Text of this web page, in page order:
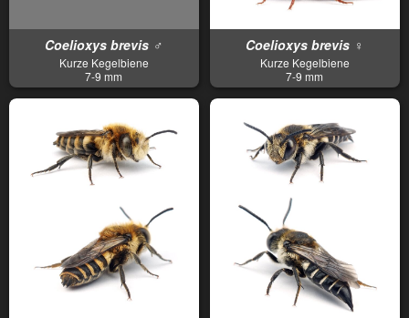
Coelioxys brevis ♂
Kurze Kegelbiene
7-9 mm
Coelioxys brevis ♀
Kurze Kegelbiene
7-9 mm